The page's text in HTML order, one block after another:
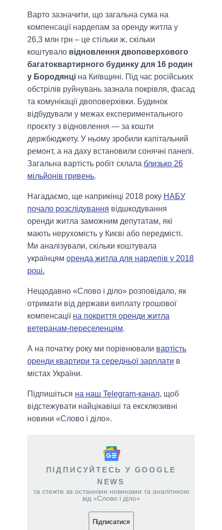
Варто зазначити, що загальна сума на
компенсації нардепам за оренду житла у
26,3 млн грн – це стільки ж, скільки
коштувало відновлення двоповерхового
багатоквартирного будинку для 16 родин
у Бородянці на Київщині. Під час російських
обстрілів руйнувань зазнала покрівля, фасад
та комунікації двоповерхівки. Будинок
відбудували у межах експериментального
проєкту з відновлення — за кошти
держбюджету. У ньому зробили капітальний
ремонт, а на даху встановили сонячні панелі.
Загальна вартість робіт склала близько 26
мільйонів гривень.
Нагадаємо, ще наприкінці 2018 року НАБУ
почало розслідування відшкодування
оренди житла заможним депутатам, які
мають нерухомість у Києві або передмісті.
Ми аналізували, скільки коштувала
українцям оренда житла для нардепів у 2018
році.
Нещодавно «Слово і діло» розповідало, як
отримати від держави виплату грошової
компенсації на покриття оренди житла
ветеранам-переселенцям.
А на початку року ми порівнювали вартість
оренди квартири та середньої зарплати в
містах України.
Підпишіться на наш Telegram-канал, щоб
відстежувати найцікавіші та ексклюзивні
новини «Слово і діло».
ПІДПИСУЙТЕСЬ У GOOGLE
NEWS
та стежте за останніми новинами та аналітикою
від «Слово і діло»
Підписатися